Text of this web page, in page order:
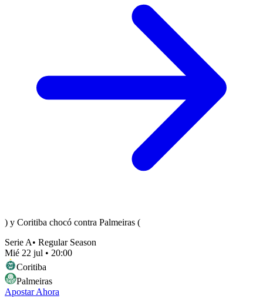
) y Coritiba chocó contra Palmeiras (
Serie A• Regular Season
Mié 22 jul • 20:00
Coritiba
Palmeiras
Apostar Ahora